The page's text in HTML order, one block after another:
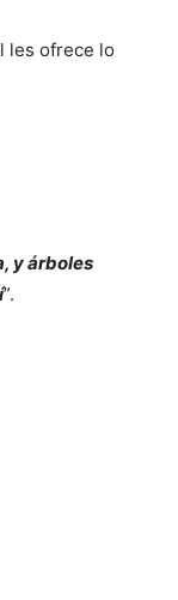
les ofrece lo
y árboles
”.